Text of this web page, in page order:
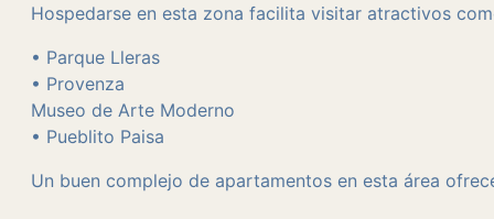
Hospedarse en esta zona facilita visitar atractivos
• Parque Lleras
• Provenza
Museo de Arte Moderno
• Pueblito Paisa
Un buen complejo de apartamentos en esta área